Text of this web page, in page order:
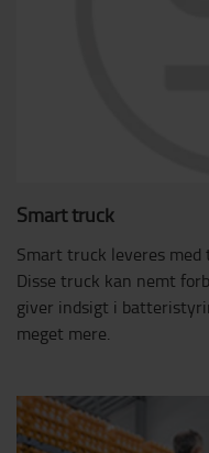
Smart truck
Smart truck leveres
Disse truck kan nemt
giver indsigt i
meget mere.